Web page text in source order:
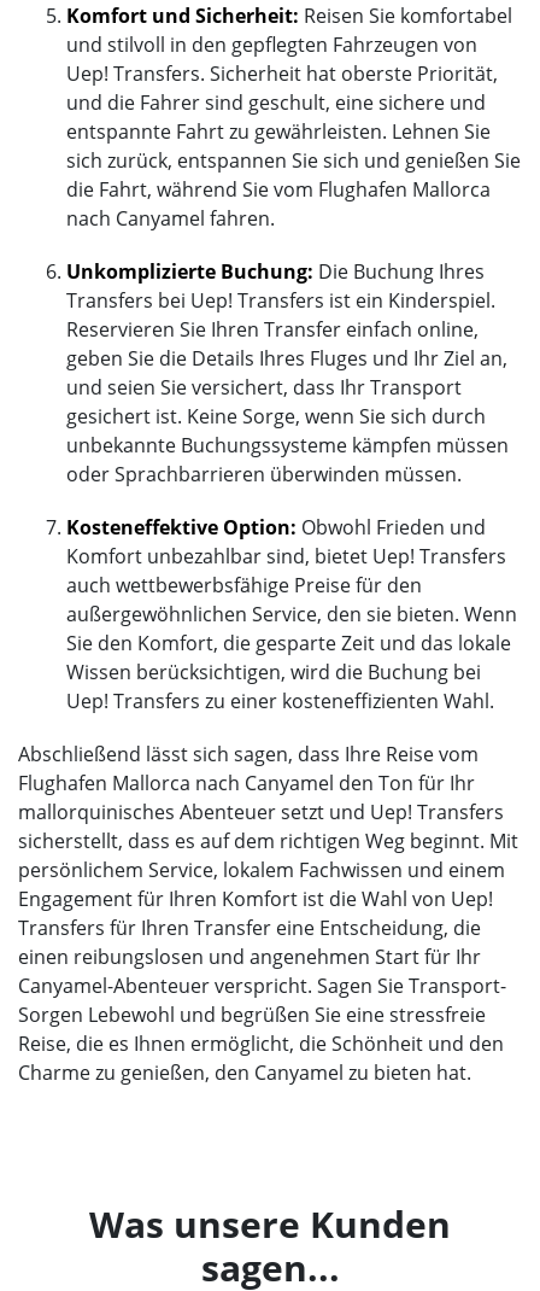
Komfort und Sicherheit: Reisen Sie komfortabel
und stilvoll in den gepflegten Fahrzeugen von
Uep! Transfers. Sicherheit hat oberste Priorität,
und die Fahrer sind geschult, eine sichere und
entspannte Fahrt zu gewährleisten. Lehnen Sie
sich zurück, entspannen Sie sich und genießen Sie
die Fahrt, während Sie vom Flughafen Mallorca
nach Canyamel fahren.
Unkomplizierte Buchung: Die Buchung Ihres
Transfers bei Uep! Transfers ist ein Kinderspiel.
Reservieren Sie Ihren Transfer einfach online,
geben Sie die Details Ihres Fluges und Ihr Ziel an,
und seien Sie versichert, dass Ihr Transport
gesichert ist. Keine Sorge, wenn Sie sich durch
unbekannte Buchungssysteme kämpfen müssen
oder Sprachbarrieren überwinden müssen.
Kosteneffektive Option: Obwohl Frieden und
Komfort unbezahlbar sind, bietet Uep! Transfers
auch wettbewerbsfähige Preise für den
außergewöhnlichen Service, den sie bieten. Wenn
Sie den Komfort, die gesparte Zeit und das lokale
Wissen berücksichtigen, wird die Buchung bei
Uep! Transfers zu einer kosteneffizienten Wahl.
Abschließend lässt sich sagen, dass Ihre Reise vom
Flughafen Mallorca nach Canyamel den Ton für Ihr
mallorquinisches Abenteuer setzt und Uep! Transfers
sicherstellt, dass es auf dem richtigen Weg beginnt. Mit
persönlichem Service, lokalem Fachwissen und einem
Engagement für Ihren Komfort ist die Wahl von Uep!
Transfers für Ihren Transfer eine Entscheidung, die
einen reibungslosen und angenehmen Start für Ihr
Canyamel-Abenteuer verspricht. Sagen Sie Transport-
Sorgen Lebewohl und begrüßen Sie eine stressfreie
Reise, die es Ihnen ermöglicht, die Schönheit und den
Charme zu genießen, den Canyamel zu bieten hat.
Was unsere Kunden
sagen...